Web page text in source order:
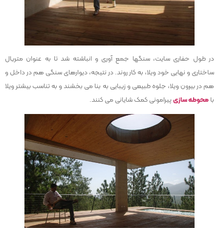
در طول حفاری سایت، سنگها جمع آوری و انباشته شد تا به عنوان متریال
ساختاری و نهایی خود ویلا، به کار روند. در نتیجه، دیوارهای سنگی هم در داخل و
هم در بیرون ویلا، جلوه طبیعی و زیبایی به بنا می بخشند و به تناسب بیشتر ویلا
بامحوطه سازیپیرامونی کمک شایانی می کنند.